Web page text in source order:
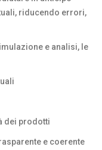
riducendo errori,
e analisi, le
dei prodotti
e coerente